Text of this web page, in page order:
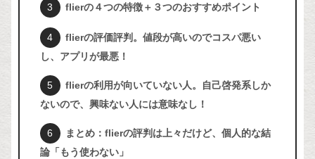
flierの４つの特徴＋３つのおすすめポイント
flierの評価評判。値段が高いのでコスパ悪い
し、アプリが最悪！
flierの利用が向いていない人。自己啓発系しか
ないので、興味ない人には意味なし！
まとめ：flierの評判は上々だけど、個人的な結
論「もう使わない」